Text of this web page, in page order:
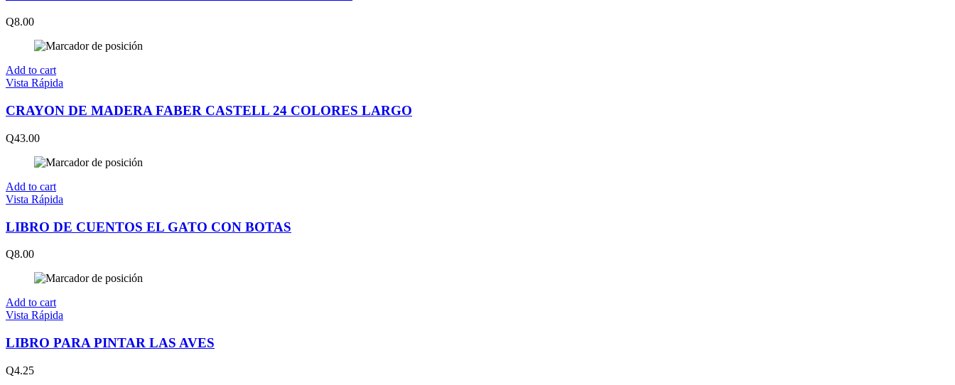
Q8.00
Add to cart
Vista Rápida
CRAYON DE MADERA FABER CASTELL 24 COLORES LARGO
Q43.00
Add to cart
Vista Rápida
LIBRO DE CUENTOS EL GATO CON BOTAS
Q8.00
Add to cart
Vista Rápida
LIBRO PARA PINTAR LAS AVES
Q4.25